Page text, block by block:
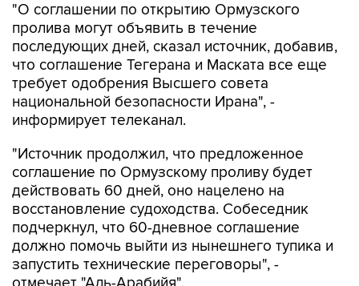
"О соглашении по открытию Ормузского
пролива могут объявить в течение
последующих дней, сказал источник, добавив,
что соглашение Тегерана и Маската все еще
требует одобрения Высшего совета
национальной безопасности Ирана", -
информирует телеканал.
"Источник продолжил, что предложенное
соглашение по Ормузскому проливу будет
действовать 60 дней, оно нацелено на
восстановление судоходства. Собеседник
подчеркнул, что 60-дневное соглашение
должно помочь выйти из нынешнего тупика и
запустить технические переговоры", -